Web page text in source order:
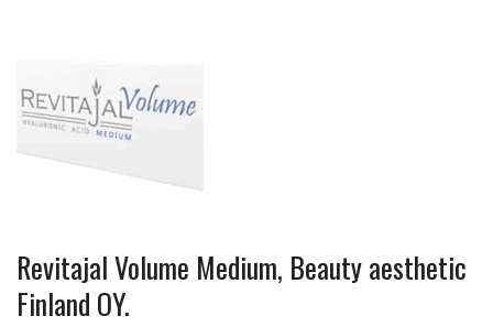
Revitajal Volume Medium, Beauty aesthetic
Finland OY.